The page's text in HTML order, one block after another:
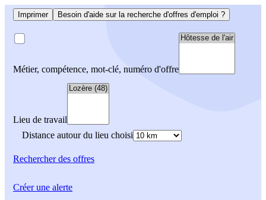
Imprimer Besoin d'aide sur la recherche d'offres d'emploi ?
Métier, compétence, mot-clé, numéro d'offre
Lieu de travail
Distance autour du lieu choisi
Rechercherdes offres
Créer une alerte